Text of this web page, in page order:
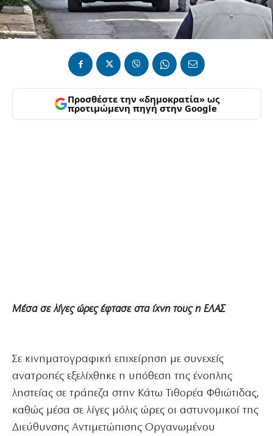
Προσθέστε την «δημοκρατία» ως
προτιμώμενη πηγή στην Google
Μέσα σε λίγες ώρες έφτασε στα ίχνη τους η ΕΛΑΣ
Σε κινηματογραφική επιχείρηση με συνεχείς
ανατροπές εξελίχθηκε η υπόθεση της ένοπλης
ληστείας σε τράπεζα στην Κάτω Τιθορέα Φθιώτιδας,
καθώς μέσα σε λίγες μόλις ώρες οι αστυνομικοί της
Διεύθυνσης Αντιμετώπισης Οργανωμένου